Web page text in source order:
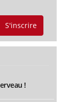
S'inscrire
!